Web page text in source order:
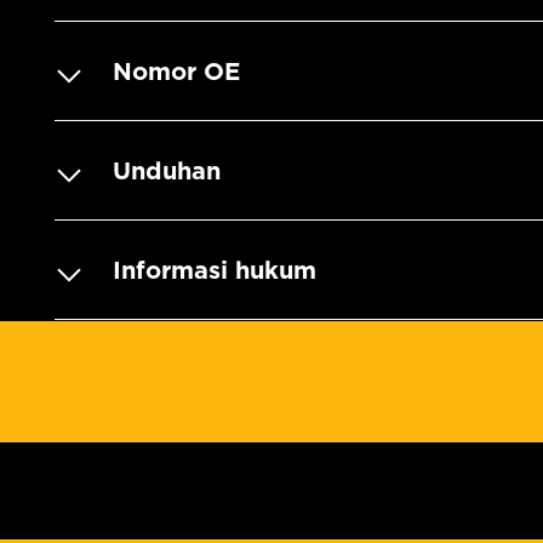
Nomor OE
Unduhan
Informasi hukum